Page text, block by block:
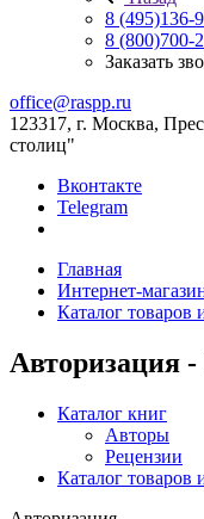
8 (495)136-
8 (800)700-
Заказать
office@raspp.ru
123317, г. Москва,
столиц"
Вконтакте
Telegram
Главная
Интернет-
Каталог товаров
Авторизация
Каталог книг
Авторы
Рецензии
Каталог товаров